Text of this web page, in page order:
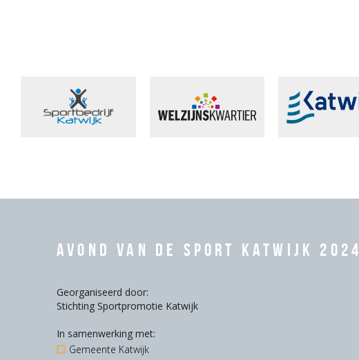
Avond van de Sport Katwijk 2024
Georganiseerd door:
Stichting Sportpromotie Katwijk
In samenwerking met:
Gemeente Katwijk